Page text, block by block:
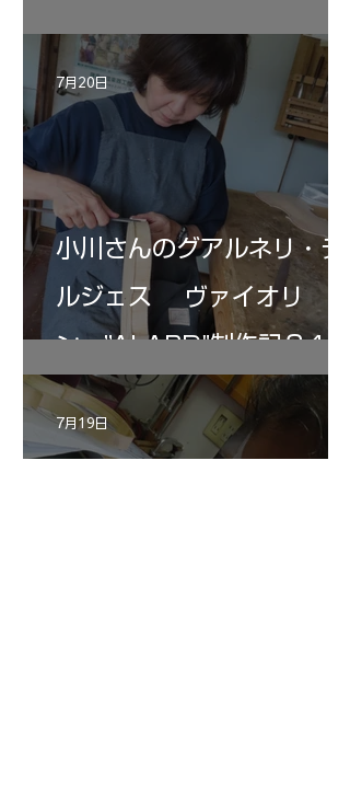
小川さんのグアルネリ・デ
ルジェス ヴァイオリ
ン ”ALARD"制作記３4
7月20日
7月19日